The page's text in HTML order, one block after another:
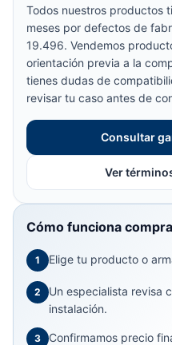
Todos nuestros productos
meses por defectos de
19.496. Vendemos
orientación previa a la
tienes dudas de
revisar tu caso antes de
Consultar
Ver
Cómo funciona
1 Elige tu producto o
2
Un especialista revisa
instalación.
3 Confirmamos precio